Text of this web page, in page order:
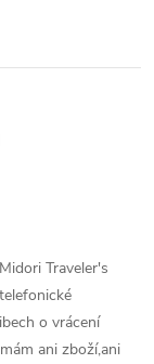
Traveler's
o vrácení
ani zboží,ani